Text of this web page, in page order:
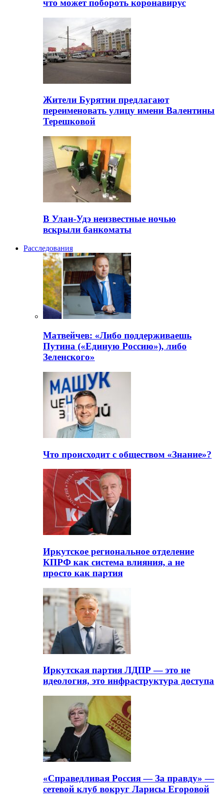
что может побороть коронавирус
Жители Бурятии предлагают
переименовать улицу имени Валентины
Терешковой
В Улан-Удэ неизвестные ночью
вскрыли банкоматы
Расследования
Матвейчев: «Либо поддерживаешь
Путина («Единую Россию»), либо
Зеленского»
Что происходит с обществом «Знание»?
Иркутское региональное отделение
КПРФ как система влияния, а не
просто как партия
Иркутская партия ЛДПР — это не
идеология, это инфраструктура доступа
«Справедливая Россия — За правду» —
сетевой клуб вокруг Ларисы Егоровой